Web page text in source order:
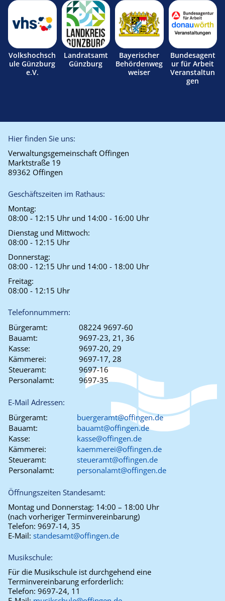
Volkshochsch
ule Günzburg
e.V.
Landratsamt
Günzburg
Bayerischer
Behördenweg
weiser
Bundesagent
ur für Arbeit
Veranstaltun
gen
Hier finden Sie uns:
Verwaltungsgemeinschaft Offingen
Marktstraße 19
89362 Offingen
Geschäftszeiten im Rathaus:
Montag:
08:00 - 12:15 Uhr und 14:00 - 16:00 Uhr
Dienstag und Mittwoch:
08:00 - 12:15 Uhr
Donnerstag:
08:00 - 12:15 Uhr und 14:00 - 18:00 Uhr
Freitag:
08:00 - 12:15 Uhr
Telefonnummern:
Bürgeramt:
08224 9697-60
Bauamt:
9697-23, 21, 36
Kasse:
9697-20, 29
Kämmerei:
9697-17, 28
Steueramt:
9697-16
Personalamt:
9697-35
E-Mail Adressen:
Bürgeramt:
buergeramt@offingen.de
Bauamt:
bauamt@offingen.de
Kasse:
kasse@offingen.de
Kämmerei:
kaemmerei@offingen.de
Steueramt:
steueramt@offingen.de
Personalamt:
personalamt@offingen.de
Öffnungszeiten Standesamt:
Montag und Donnerstag: 14:00 – 18:00 Uhr
(nach vorheriger Terminvereinbarung)
Telefon: 9697-14, 35
E-Mail: standesamt@offingen.de
Musikschule:
Für die Musikschule ist durchgehend eine
Terminvereinbarung erforderlich:
Telefon: 9697-24, 11